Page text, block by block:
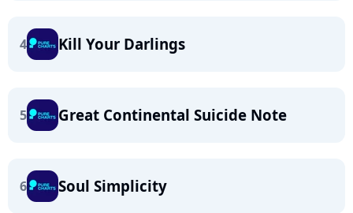
4 Kill Your Darlings
5 Great Continental Suicide Note
6 Soul Simplicity